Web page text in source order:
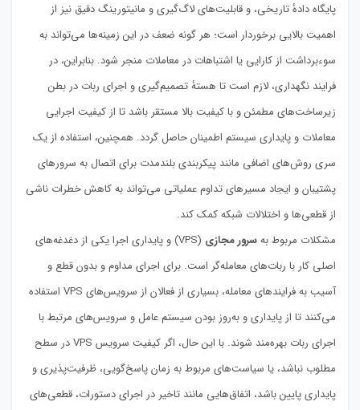
پایگاه دادهٔ تاریخی، و قابلیت‌های لاگ‌گیری و مانیتورینگ دقیق نیز از
اهمیت بالایی برخوردار است؛ هر گونه ضعف در این زمینه‌ها می‌تواند به
سوء‌برداشت از کارایی یا اشتباهات در معاملات منجر شود. بنابراین، در
فرایند نگهداری، لازم است تا هستهٔ تصمیم‌گیری و اجرای ربات در بطن
زیرساخت‌های مطمئن و با کیفیت بالا مستقر باشد تا از کیفیت اجرایی
معاملات و پایداری سیستم اطمینان حاصل گردد. همچنین، استفاده از یک
سری روش‌های اضافی مانند پیکربندی بلندمدت برای اتصال به سرورهای
پشتیبان و ایجاد مسیرهای تداوم عملیاتی می‌تواند به کاهش خطرات ناشی
از قطعی‌ها و اختلالات شبکه کمک کند.
مشکلات مربوط بهسرور مجازی
(VPS) و پایداری اجرا یکی از دغدغه‌های
اصلی کار با ربات‌های معامله‌گر است. برای اجرای مداوم و بدون قطع و
آسیب به فرایندهای معامله، بسیاری از فعالان از سرویس‌های VPS استفاده
می‌کنند تا از پایداری و به‌روز بودن سیستم عامل و سرویس‌های مرتبط با
اجرای ربات بهره‌مند شوند. با این حال، اگر کیفیت سرویس VPS در سطح
مطلوب نباشد، یا سیاست‌های مربوط به زمان پاسخ‌گویی، ظرفیت‌پذیری و
پایداری پایین باشد، اتفاق‌هایی مانند تاخیر در اجرای دستورات، قطعی‌های